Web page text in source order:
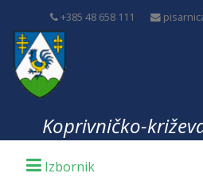
+385 48 658 111
Koprivničko-